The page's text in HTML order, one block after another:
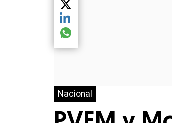
Nacional
Compartir el artículo actual
Compartir el artículo actual
Compartir el artículo actual